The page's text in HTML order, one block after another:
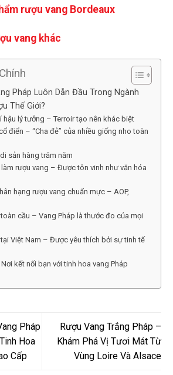
rượu vang Bordeaux
vang khác
Pháp Luôn Dẫn Đầu Trong Ngành
Thế Giới?
hậu lý tưởng – Terroir tạo nên khác biệt
điển – “Cha đẻ” của nhiều giống nho toàn
sản hàng trăm năm
rượu vang – Được tôn vinh như văn hóa
hạng rượu vang chuẩn mực – AOP,
cầu – Vang Pháp là thước đo của mọi
tại Việt Nam – Được yêu thích bởi sự tinh tế
kết nối bạn với tinh hoa vang Pháp
Pháp
Hoa
Cấp
Rượu Vang Trắng Pháp –
Khám Phá Vị Tươi Mát Từ
Vùng Loire Và Alsace